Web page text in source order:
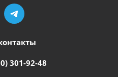
301-92-48